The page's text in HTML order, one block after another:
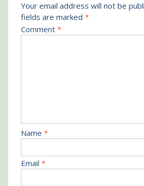
Your email address will not be
fields are marked *
Comment *
Name *
Email *